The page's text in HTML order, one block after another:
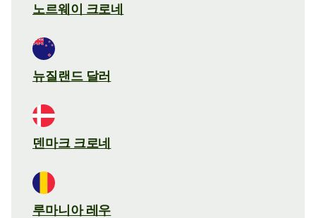
노르웨이 크로네
뉴질랜드 달러
덴마크 크로네
루마니아 레우